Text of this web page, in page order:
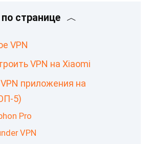
странице
VPN
VPN на Xiaomi
приложения на
5)
Pro
VPN